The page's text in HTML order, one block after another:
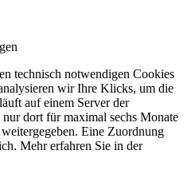
technisch notwendigen Cookies
wir Ihre Klicks, um die
auf einem Server der
dort für maximal sechs Monate
Eine Zuordnung
Mehr erfahren Sie in der